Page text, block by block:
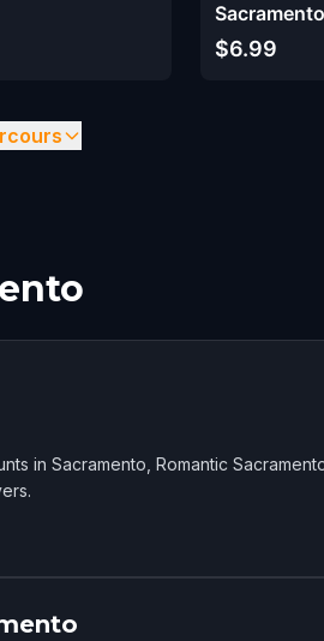
Sacramento
$6.99
in Sacramento, Romantic